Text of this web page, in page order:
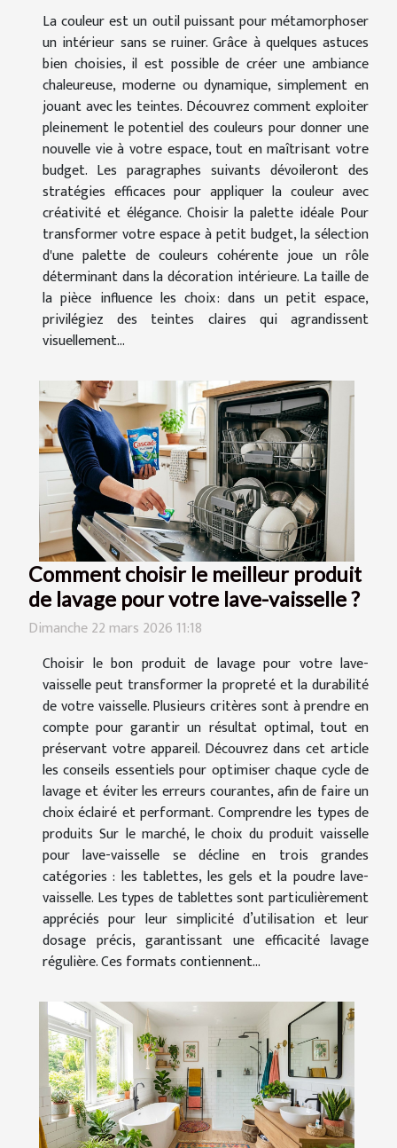
La couleur est un outil puissant pour métamorphoser
un intérieur sans se ruiner. Grâce à quelques astuces
bien choisies, il est possible de créer une ambiance
chaleureuse, moderne ou dynamique, simplement en
jouant avec les teintes. Découvrez comment exploiter
pleinement le potentiel des couleurs pour donner une
nouvelle vie à votre espace, tout en maîtrisant votre
budget. Les paragraphes suivants dévoileront des
stratégies efficaces pour appliquer la couleur avec
créativité et élégance. Choisir la palette idéale Pour
transformer votre espace à petit budget, la sélection
d'une palette de couleurs cohérente joue un rôle
déterminant dans la décoration intérieure. La taille de
la pièce influence les choix : dans un petit espace,
privilégiez des teintes claires qui agrandissent
visuellement...
Comment choisir le meilleur produit
de lavage pour votre lave-vaisselle ?
Dimanche 22 mars 2026 11:18
Choisir le bon produit de lavage pour votre lave-
vaisselle peut transformer la propreté et la durabilité
de votre vaisselle. Plusieurs critères sont à prendre en
compte pour garantir un résultat optimal, tout en
préservant votre appareil. Découvrez dans cet article
les conseils essentiels pour optimiser chaque cycle de
lavage et éviter les erreurs courantes, afin de faire un
choix éclairé et performant. Comprendre les types de
produits Sur le marché, le choix du produit vaisselle
pour lave-vaisselle se décline en trois grandes
catégories : les tablettes, les gels et la poudre lave-
vaisselle. Les types de tablettes sont particulièrement
appréciés pour leur simplicité d’utilisation et leur
dosage précis, garantissant une efficacité lavage
régulière. Ces formats contiennent...